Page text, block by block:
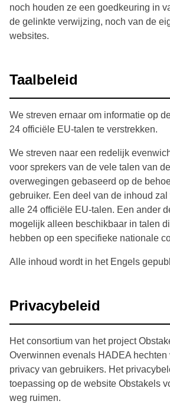
noch houden ze een goedkeuring in
de gelinkte verwijzing, noch van de
websites.
Taalbeleid
We streven ernaar om informatie op
24 officiële EU-talen te verstrekken.
We streven naar een redelijk
voor sprekers van de vele talen van
overwegingen gebaseerd op de
gebruiker. Een deel van de inhoud
alle 24 officiële EU-talen. Een ander
mogelijk alleen beschikbaar in talen
hebben op een specifieke nationale
Alle inhoud wordt in het Engels
Privacybeleid
Het consortium van het project
Overwinnen evenals HADEA
privacy van gebruikers. Het
toepassing op de website Obstakels
weg ruimen.